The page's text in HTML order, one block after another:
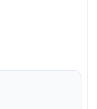
từ tem